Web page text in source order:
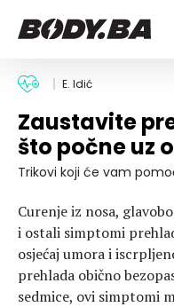
FITNESS
Vježbanje
Mršanje
Discipline
Trening i vježbe
Savjeti
Ostalo
ISHRANA
Dijete
Nutricionizam
Recepti
Suplementi
ZDRAVLJE
Um i tijelo
Povrede i bolesti
LIFESTYLE
E. Idić
Zaustavite
što počne uz
Trikovi koji će vam
Curenje iz nosa,
i ostali simptomi
osjećaj umora i
prehlada obično
sedmice, ovi simptomi